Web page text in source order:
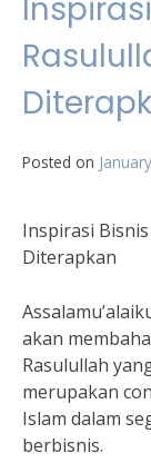
Posted on
Inspirasi
Diterapkan
akan
Rasulullah
merupakan
Islam dalam
berbisnis.